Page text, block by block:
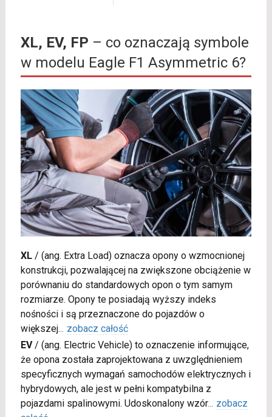
XL, EV, FP – co oznaczają symbole
w modelu Eagle F1 Asymmetric 6?
XL/ (ang. Extra Load) oznacza opony o wzmocnionej
konstrukcji, pozwalającej na zwiększone obciążenie w
porównaniu do standardowych opon o tym samym
rozmiarze. Opony te posiadają wyższy indeks
nośności i są przeznaczone do pojazdów o
większej... zobacz całość
EV/ (ang. Electric Vehicle) to oznaczenie informujące,
że opona została zaprojektowana z uwzględnieniem
specyficznych wymagań samochodów elektrycznych i
hybrydowych, ale jest w pełni kompatybilna z
pojazdami spalinowymi. Udoskonalony wzór... zobacz